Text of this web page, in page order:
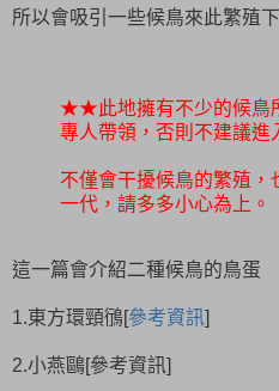
所以會吸引一些候鳥來此繁殖下
★★此地擁有不少的候鳥
專人帶領，否則不建議進
不僅會干擾候鳥的繁殖，
一代，請多多小心為上。
這一篇會介紹二種候鳥的鳥蛋
1.東方環頸鴴[參考資訊]
2.小燕鷗[參考資訊]